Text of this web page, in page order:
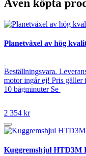
Även köpta
Planetväxel av hög
Beställningsvara.
motor ingår ej! Pris
10 bågminuter Se
2 354 kr
Kuggremshjul HTD3M